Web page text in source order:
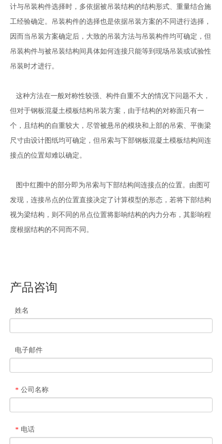
计与吊装构件选择时，多依据被吊装结构的结构形式、重量结合施
工经验确定。吊装构件的选择也是依据吊装方案的不同进行选择，
因而当吊装方案确定后，大致的吊装方法与吊装构件均可确定，但
吊装构件与被吊装结构间具体如何连接只能等到现场吊装或试验性
吊装时才进行。
这种方法在一般对称性较强、构件自重不大的情况下问题不大，
但对于钢板混凝土模板结构吊装方案，由于结构的对称面只有一
个，且结构的自重较大，尽管被悬吊的模块和上部的吊索、平衡梁
尺寸由设计图纸均可确定，但吊索与下部钢板混凝土模板结构间连
接点的位置却难以确定。
图中红圈中的部分即为吊索与下部结构间连接点的位置。由图可
发现，连接吊点的位置直接决定了计算模型的形态，若将下部结构
视为梁结构，则不同的吊点位置将影响结构的内力分布，其影响程
度根据结构的不同而不同。
产品咨询
姓名
电子邮件
* 公司名称
* 电话